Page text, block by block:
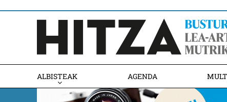
ALBISTEAK AGENDA